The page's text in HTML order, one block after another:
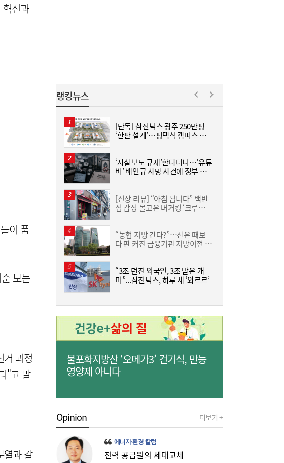
신과
이 품
모든
거 과정
"고 말
열과 갈
14:55
“푸틴은 로또, 시진핑은 연금”…김정은, 4년
간 31조 벌었다 [이슈+]
14:07
암보험도 ‘독점 경쟁’...생보사, ‘보험 특허’에
꽂힌 이유
14:00
10년 넘게 실패한 ‘에너지 수요’ 감축…한국,
국제 약속도 외면하나
랭킹뉴스
[단독] 삼전닉스 광주 250만평
‘한판 설계’…평택식 캠퍼스 들
‘자살보도 규제’한다더니…‘유튜
버’ 배인규 사망 사건에 정부 대
[신상 리뷰] “아침 됩니다” 백반
집 감성 몰고온 버거킹 ‘크루아상
“농협 지방 간다?”…산은 때보
다 판 커진 금융기관 지방이전 논
“3조 던진 외국인, 3조 받은 개
미”...삼전닉스, 하루 새 ‘와르르’
불포화지방산 ‘오메가3’ 건기식, 만능
영양제 아니다
Opinion 더보기 +
에너지·환경 칼럼
전력 공급원의 세대교체